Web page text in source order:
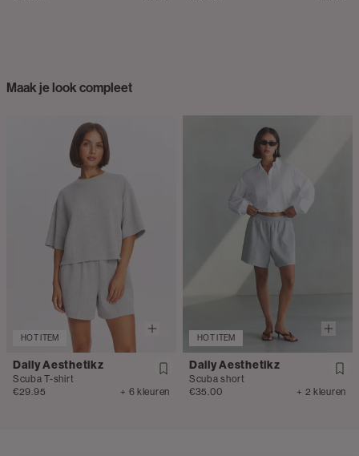
Maak je look compleet
HOT ITEM
Daily Aesthetikz
Scuba T-shirt
€29.95
+ 6 kleuren
HOT ITEM
Daily Aesthetikz
Scuba short
€35.00
+ 2 kleuren